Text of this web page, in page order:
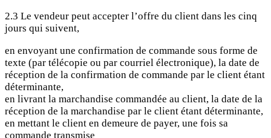
2.3 Le vendeur peut accepter l’offre du client dans les cinq
jours qui suivent,
en envoyant une confirmation de commande sous forme de
texte (par télécopie ou par courriel électronique), la date de
réception de la confirmation de commande par le client étant
déterminante,
en livrant la marchandise commandée au client, la date de la
réception de la marchandise par le client étant déterminante,
en mettant le client en demeure de payer, une fois sa
commande transmise